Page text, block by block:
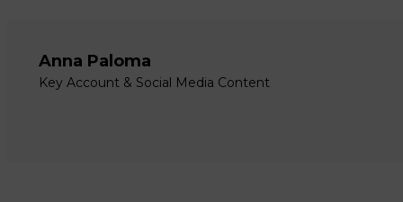
Anna Paloma
Key Account & Social Media Content